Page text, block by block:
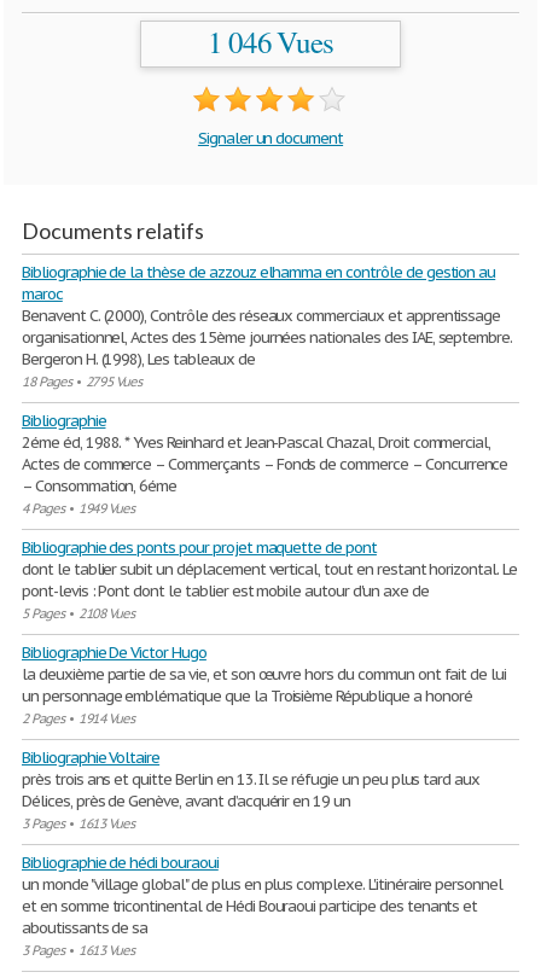
1 046 Vues
Signaler un document
Documents relatifs
Bibliographie de la thèse de azzouz elhamma en contrôle de gestion au
maroc
Benavent C. (2000), Contrôle des réseaux commerciaux et apprentissage
organisationnel, Actes des 15ème journées nationales des IAE, septembre.
Bergeron H. (1998), Les tableaux de
18 Pages• 2795 Vues
Bibliographie
2éme éd, 1988. * Yves Reinhard et Jean-Pascal Chazal, Droit commercial,
Actes de commerce – Commerçants – Fonds de commerce – Concurrence
– Consommation, 6éme
4 Pages• 1949 Vues
Bibliographie des ponts pour projet maquette de pont
dont le tablier subit un déplacement vertical, tout en restant horizontal. Le
pont-levis : Pont dont le tablier est mobile autour d'un axe de
5 Pages• 2108 Vues
Bibliographie De Victor Hugo
la deuxième partie de sa vie, et son œuvre hors du commun ont fait de lui
un personnage emblématique que la Troisième République a honoré
2 Pages• 1914 Vues
Bibliographie Voltaire
près trois ans et quitte Berlin en 13. Il se réfugie un peu plus tard aux
Délices, près de Genève, avant d’acquérir en 19 un
3 Pages• 1613 Vues
Bibliographie de hédi bouraoui
un monde "village global" de plus en plus complexe. L'itinéraire personnel
et en somme tricontinental de Hédi Bouraoui participe des tenants et
aboutissants de sa
3 Pages• 1613 Vues